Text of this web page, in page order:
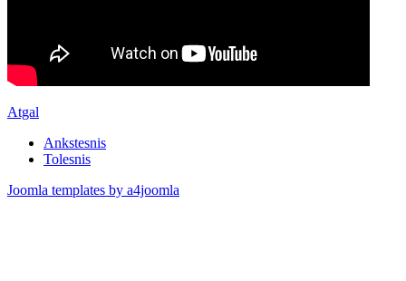
Atgal
Ankstesnis
Tolesnis
Joomla templates by a4joomla